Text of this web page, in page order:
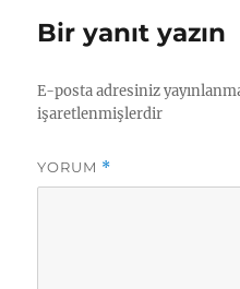
Bir yanıt yazın
E-posta adresiniz
işaretlenmişlerdir
YORUM *